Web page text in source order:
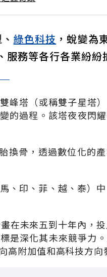
綠色科技 ，蛻變為
務等各行各業紛紛
峰塔（或稱雙子星塔
的過程。該塔夜夜閃
換骨，透過數位化的
、印、菲、越、泰）
在未來五到十年內，
是深化其未來競爭力
高附加值和高科技方向